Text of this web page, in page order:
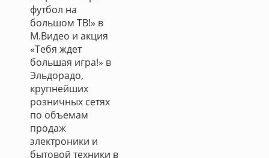
футбол на
большом ТВ!» в
М.Видео и акция
«Тебя ждет
большая игра!» в
Эльдорадо,
крупнейших
розничных сетях
по объемам
продаж
электроники и
бытовой техники в